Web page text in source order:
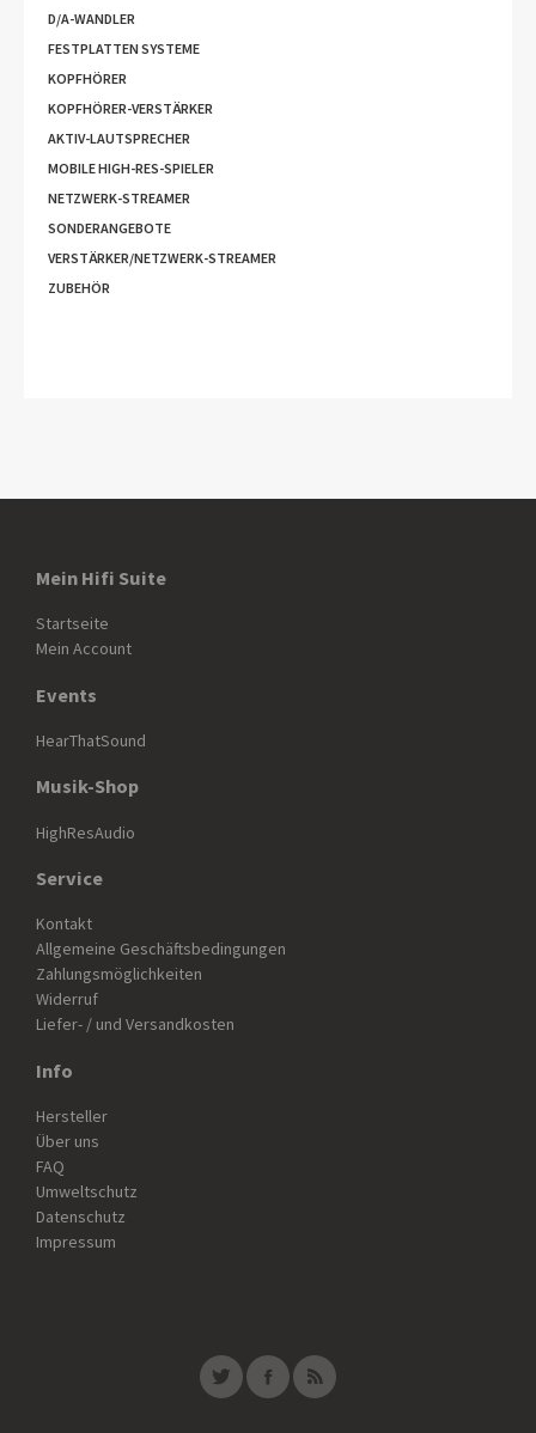
D/A-WANDLER
FESTPLATTEN SYSTEME
KOPFHÖRER
KOPFHÖRER-VERSTÄRKER
AKTIV-LAUTSPRECHER
MOBILE HIGH-RES-SPIELER
NETZWERK-STREAMER
SONDERANGEBOTE
VERSTÄRKER/NETZWERK-STREAMER
ZUBEHÖR
Mein Hifi Suite
Startseite
Mein Account
Events
HearThatSound
Musik-Shop
HighResAudio
Service
Kontakt
Allgemeine Geschäftsbedingungen
Zahlungsmöglichkeiten
Widerruf
Liefer- / und Versandkosten
Info
Hersteller
Über uns
FAQ
Umweltschutz
Datenschutz
Impressum